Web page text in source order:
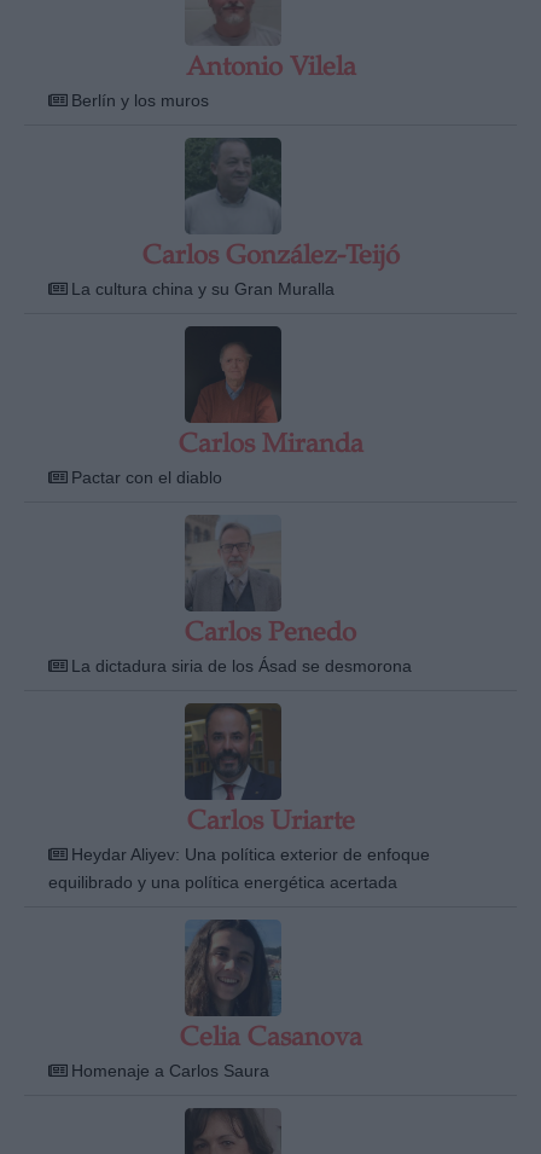
Antonio Vilela
Berlín y los muros
Carlos González-Teijó
La cultura china y su Gran Muralla
Carlos Miranda
Pactar con el diablo
Carlos Penedo
La dictadura siria de los Ásad se desmorona
Carlos Uriarte
Heydar Aliyev: Una política exterior de enfoque
equilibrado y una política energética acertada
Celia Casanova
Homenaje a Carlos Saura